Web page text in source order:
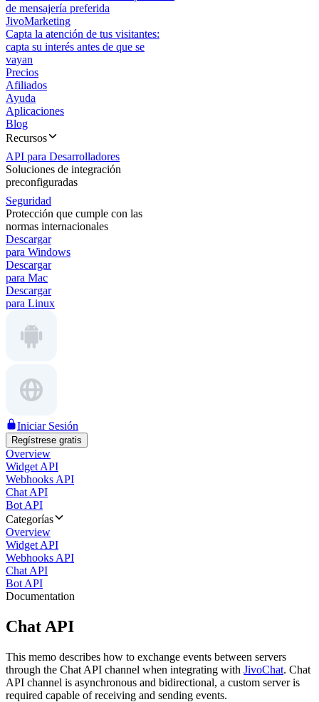
de mensajería preferida
JivoMarketing
Capta la atención de tus visitantes:
capta su interés antes de que se
vayan
Precios
Afiliados
Ayuda
Aplicaciones
Blog
Recursos
API para Desarrolladores
Soluciones de integración
preconfiguradas
Seguridad
Protección que cumple con las
normas internacionales
Descargar
para Windows
Descargar
para Mac
Descargar
para Linux
Iniciar Sesión
Regístrese gratis
Overview
Widget API
Webhooks API
Chat API
Bot API
Categorías
Overview
Widget API
Webhooks API
Chat API
Bot API
Documentation
Chat API
This memo describes how to exchange events between servers
through the Chat API channel when integrating with JivoChat. Chat
API channel is asynchronous and bidirectional, a custom server is
required capable of receiving and sending events.